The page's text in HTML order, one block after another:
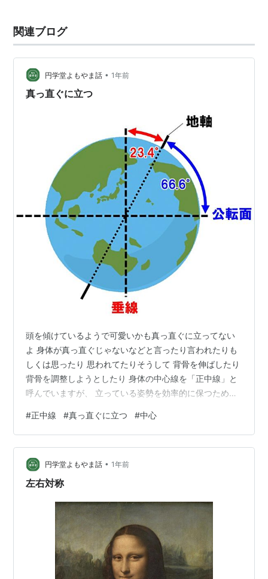
関連ブログ
円学堂よもやま話 • 1年前
真っ直ぐに立つ
頭を傾けているようで可愛いかも真っ直ぐに立ってない
よ 身体が真っ直ぐじゃないなどと言ったり言われたりも
しくは思ったり 思われてたりそうして 背骨を伸ばしたり
背骨を調整しようとしたり 身体の中心線を「正中線」と
呼んでいますが、 立っている姿勢を効率的に保つため背
中線は背骨には沿っていないと考えられます。(正面から
真っ直ぐと見えても 側面からは真っ直ぐではないのは線
とは呼べません、 「線」とは点と点を繋いだ一直線のモ
ノですから) 我々、鍼灸の世界では 頭のてっぺんにある
「百会」と呼ばれるツボと、 性器と肛門の間にある 「会
#正中線 #真っ直ぐに立つ #中心
円学堂よもやま話 • 1年前
左右対称